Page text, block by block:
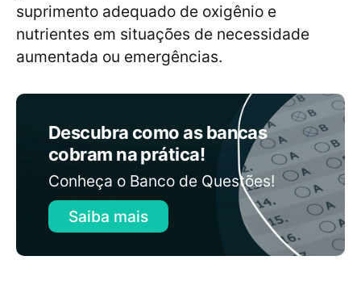
suprimento adequado de oxigênio e
nutrientes em situações de necessidade
aumentada ou emergências.
Descubra como as bancas
cobram na prática!
Conheça o Banco de Questões!
Saiba mais